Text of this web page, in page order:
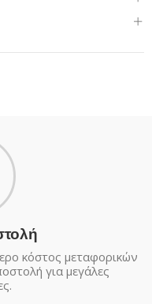
κόστος μεταφορικών
για μεγάλες